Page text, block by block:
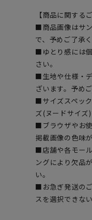
【商品に関する
■商品画像はサ
で、予めご了承く
■ゆとり感には
さい。
■生地や仕様・
ざいます。予め
■サイズスペッ
ズ(ヌードサイズ
■ブラウザやお
掲載画像の色味
■店舗や各モー
ングにより欠品
い。
■お急ぎ発送の
スを選択できな